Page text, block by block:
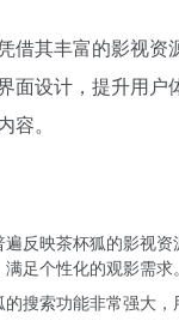
借其丰富的影视
面设计，提升用
。
遍反映茶杯狐的影视
足个性化的观影需求。
的搜索功能非常强大